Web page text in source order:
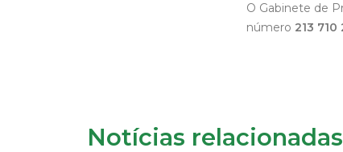
O Gabinete de
número 213 710
Notícias